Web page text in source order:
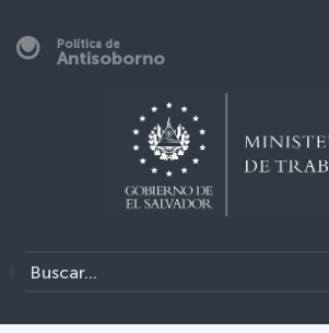
Política de
Antisoborno